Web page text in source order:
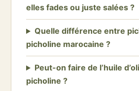
elles fades ou juste salées ?
Quelle différence entre
picholine marocaine ?
Peut-on faire de l’huile
picholine ?